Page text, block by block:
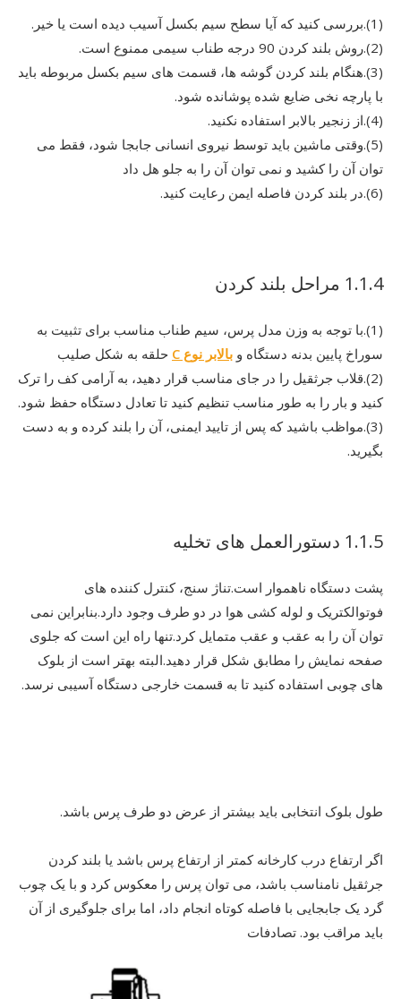
(1).بررسی کنید که آیا سطح سیم بکسل آسیب دیده است یا خیر.
(2).روش بلند کردن 90 درجه طناب سیمی ممنوع است.
(3).هنگام بلند کردن گوشه ها، قسمت های سیم بکسل مربوطه باید
با پارچه نخی ضایع شده پوشانده شود.
(4).از زنجیر بالابر استفاده نکنید.
(5).وقتی ماشین باید توسط نیروی انسانی جابجا شود، فقط می
توان آن را کشید و نمی توان آن را به جلو هل داد
(6).در بلند کردن فاصله ایمن رعایت کنید.
1.1.4 مراحل بلند کردن
(1).با توجه به وزن مدل پرس، سیم طناب مناسب برای تثبیت به
سوراخ پایین بدنه دستگاه و بالابر نوع C
حلقه به شکل صلیب
(2).قلاب جرثقیل را در جای مناسب قرار دهید، به آرامی کف را ترک
کنید و بار را به طور مناسب تنظیم کنید تا تعادل دستگاه حفظ شود.
(3).مواظب باشید که پس از تایید ایمنی، آن را بلند کرده و به دست
بگیرید.
1.1.5 دستورالعمل های تخلیه
پشت دستگاه ناهموار است.تناژ سنج، کنترل کننده های
فوتوالکتریک و لوله کشی هوا در دو طرف وجود دارد.بنابراین نمی
توان آن را به عقب و عقب متمایل کرد.تنها راه این است که جلوی
صفحه نمایش را مطابق شکل قرار دهید.البته بهتر است از بلوک
های چوبی استفاده کنید تا به قسمت خارجی دستگاه آسیبی نرسد.
طول بلوک انتخابی باید بیشتر از عرض دو طرف پرس باشد.
اگر ارتفاع درب کارخانه کمتر از ارتفاع پرس باشد یا بلند کردن
جرثقیل نامناسب باشد، می توان پرس را معکوس کرد و با یک چوب
گرد یک جابجایی با فاصله کوتاه انجام داد، اما برای جلوگیری از آن
باید مراقب بود. تصادفات